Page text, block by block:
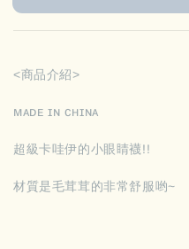
<商品介紹>
ᴍᴀᴅᴇ ɪɴ ᴄʜɪɴᴀ
超級卡哇伊的小眼睛襪!!
材質是毛茸茸的非常舒服哟~